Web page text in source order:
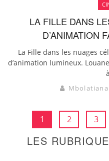
LA FILLE DANS
D’ANIMATION
La Fille dans les nuages
d’animation lumineux.
Mbolatiana
1 2 3
LES